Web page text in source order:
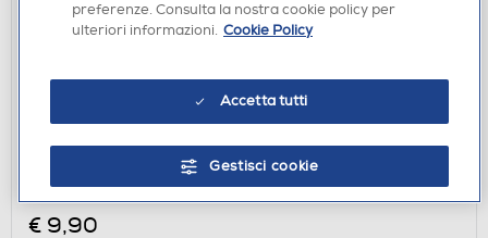
CUSTODIE
SBS - Cover Skinny per Samsung Galaxy A27-
Trasparente
€ 9,90
preferenze. Consulta la nostra cookie policy per
ulteriori informazioni. Cookie Policy
Accetta tutti
Gestisci cookie